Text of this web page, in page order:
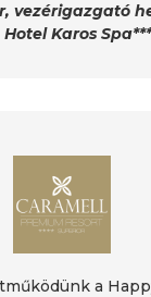
vezérigazgató
Karos
a